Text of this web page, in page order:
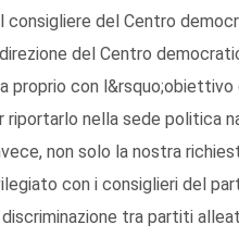
consigliere del Centro
del Centro
proprio con
riportarlo nella sede politica
non solo la nostra
con i consiglieri del
tra partiti